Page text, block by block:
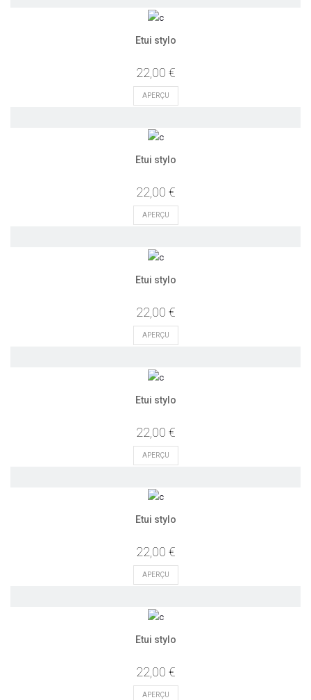
Etui stylo
22,00 €
APERÇU
Etui stylo
22,00 €
APERÇU
Etui stylo
22,00 €
APERÇU
Etui stylo
22,00 €
APERÇU
Etui stylo
22,00 €
APERÇU
Etui stylo
22,00 €
APERÇU